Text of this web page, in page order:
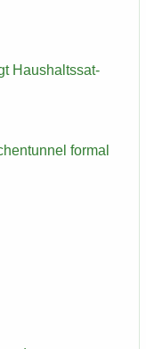
Haus­halts­sat­
for­mal